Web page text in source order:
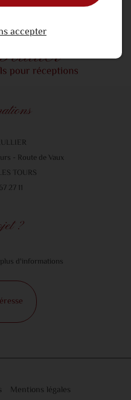
- Route de Vaux
TOURS
27 11
?
d'informations
Mentions légales
accepter